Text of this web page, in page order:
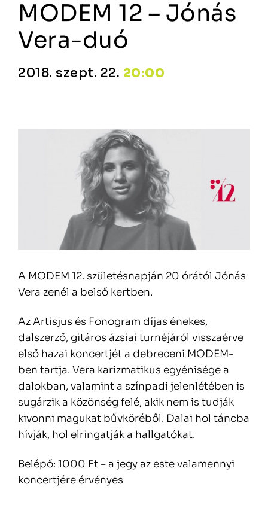
MODEM 12 – Jónás
Vera-duó
2018. szept. 22. 20:00
A MODEM 12. születésnapján 20 órától Jónás
Vera zenél a belső kertben.
Az Artisjus és Fonogram díjas énekes,
dalszerző, gitáros ázsiai turnéjáról visszaérve
első hazai koncertjét a debreceni MODEM-
ben tartja. Vera karizmatikus egyénisége a
dalokban, valamint a színpadi jelenlétében is
sugárzik a közönség felé, akik nem is tudják
kivonni magukat bűvköréből. Dalai hol táncba
hívják, hol elringatják a hallgatókat.
Belépő: 1000 Ft – a jegy az este valamennyi
koncertjére érvényes